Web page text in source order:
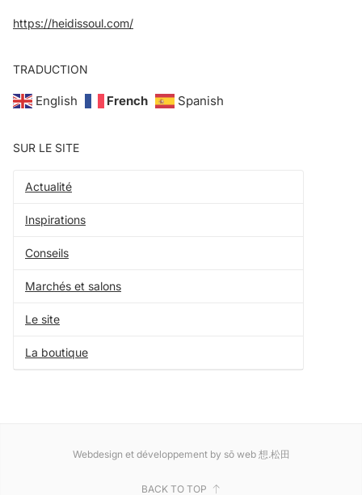
https://heidissoul.com/
TRADUCTION
English French Spanish
SUR LE SITE
Actualité
Inspirations
Conseils
Marchés et salons
Le site
La boutique
Webdesign et développement by sō web 想.松田
BACK TO TOP